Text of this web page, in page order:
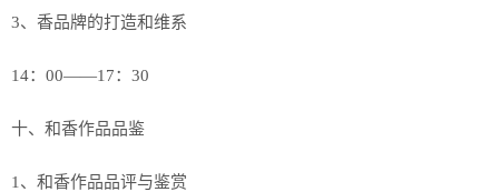
3、香品牌的打造和维系
14：00——17：30
十、和香作品品鉴
1、和香作品品评与鉴赏